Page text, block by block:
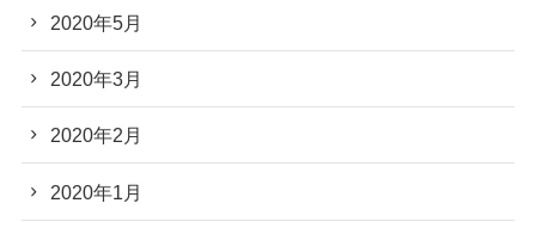
2020年5月
2020年3月
2020年2月
2020年1月